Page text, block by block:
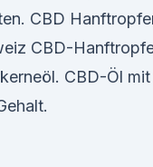
CBD
CBD-
CBD-Öl mit